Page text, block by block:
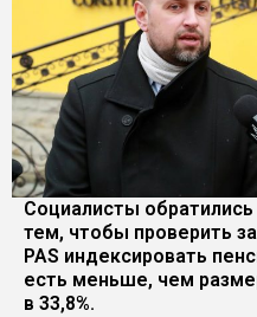
Социалисты
тем, чтобы проверить
PAS индексировать
есть меньше, чем
в 33,8%.